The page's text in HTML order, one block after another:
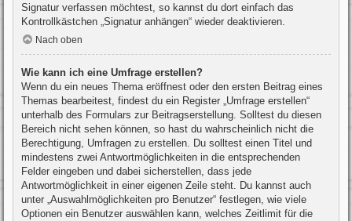
Signatur verfassen möchtest, so kannst du dort einfach das
Kontrollkästchen „Signatur anhängen“ wieder deaktivieren.
Nach oben
Wie kann ich eine Umfrage erstellen?
Wenn du ein neues Thema eröffnest oder den ersten Beitrag eines
Themas bearbeitest, findest du ein Register „Umfrage erstellen“
unterhalb des Formulars zur Beitragserstellung. Solltest du diesen
Bereich nicht sehen können, so hast du wahrscheinlich nicht die
Berechtigung, Umfragen zu erstellen. Du solltest einen Titel und
mindestens zwei Antwortmöglichkeiten in die entsprechenden
Felder eingeben und dabei sicherstellen, dass jede
Antwortmöglichkeit in einer eigenen Zeile steht. Du kannst auch
unter „Auswahlmöglichkeiten pro Benutzer“ festlegen, wie viele
Optionen ein Benutzer auswählen kann, welches Zeitlimit für die